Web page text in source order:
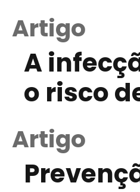
Artigo
A
o risco
Artigo